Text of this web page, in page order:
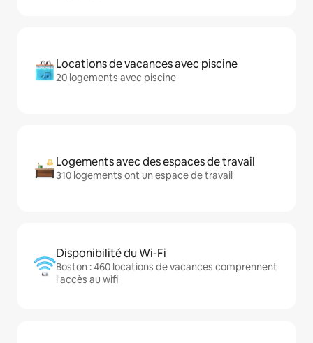
Locations de vacances avec piscine
20 logements avec piscine
Logements avec des espaces de travail
310 logements ont un espace de travail
Disponibilité du Wi-Fi
Boston : 460 locations de vacances comprennent
l'accès au wifi